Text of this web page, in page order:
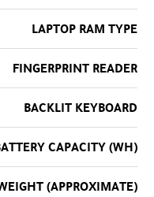
LAPTOP RAM TYPE
FINGERPRINT READER
BACKLIT KEYBOARD
CAPACITY (WH)
(APPROXIMATE)